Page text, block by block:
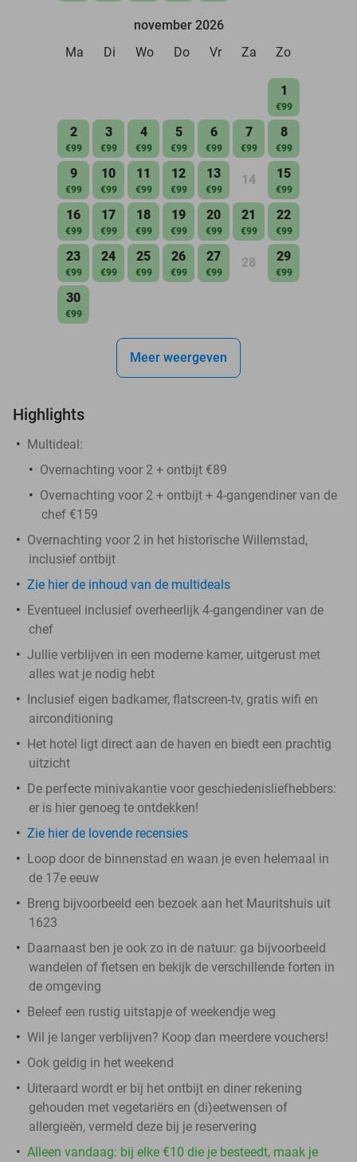
november 2026
Ma
Di Wo Do Vr Za Zo
1
€99
2
€99
3
€99
4
€99
5
€99
6
€99
7
€99
8
€99
9
€99
10
€99
11
€99
12
€99
13
€99
14 15
€99
16
€99
17
€99
18
€99
19
€99
20
€99
21
€99
22
€99
23
€99
24
€99
25
€99
26
€99
27
€99
28 29
€99
30
€99
Meer weergeven
Highlights
Multideal:
Overnachting voor 2 + ontbijt €89
Overnachting voor 2 + ontbijt + 4-gangendiner van de
chef €159
Overnachting voor 2 in het historische Willemstad,
inclusief ontbijt
Zie hier de inhoud van de multideals
Eventueel inclusief overheerlijk 4-gangendiner van de
chef
Jullie verblijven in een moderne kamer, uitgerust met
alles wat je nodig hebt
Inclusief eigen badkamer, flatscreen-tv, gratis wifi en
airconditioning
Het hotel ligt direct aan de haven en biedt een prachtig
uitzicht
De perfecte minivakantie voor geschiedenisliefhebbers:
er is hier genoeg te ontdekken!
Zie hier de lovende recensies
Loop door de binnenstad en waan je even helemaal in
de 17e eeuw
Breng bijvoorbeeld een bezoek aan het Mauritshuis uit
1623
Daarnaast ben je ook zo in de natuur: ga bijvoorbeeld
wandelen of fietsen en bekijk de verschillende forten in
de omgeving
Beleef een rustig uitstapje of weekendje weg
Wil je langer verblijven? Koop dan meerdere vouchers!
Ook geldig in het weekend
Uiteraard wordt er bij het ontbijt en diner rekening
gehouden met vegetariërs en (di)eetwensen of
allergieën, vermeld deze bij je reservering
Alleen vandaag: bij elke €10 die je besteedt, maak je